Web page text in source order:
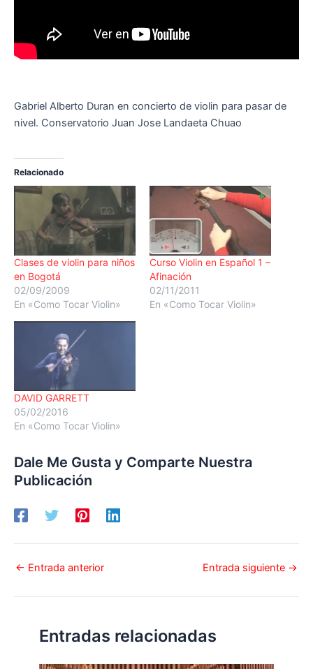
Gabriel Alberto Duran en concierto de violin para pasar de
nivel. Conservatorio Juan Jose Landaeta Chuao
Relacionado
Clases de violin para niños
en Bogotá
02/09/2009
En «Como Tocar Violin»
Curso Violin en Español 1 –
Afinación
02/11/2011
En «Como Tocar Violin»
DAVID GARRETT
05/02/2016
En «Como Tocar Violin»
Dale Me Gusta y Comparte Nuestra
Publicación
← Entrada anterior Entrada siguiente →
Entradas relacionadas